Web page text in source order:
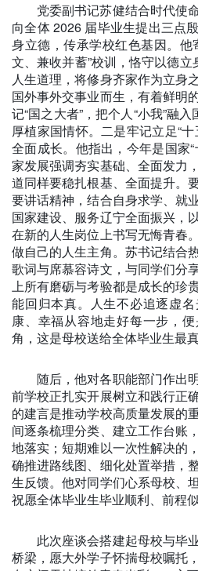
党委副书记苏健结合时代使
向全体2026 届毕业生提出三点
身立德，传承学校红色基因。他
文、兼收并蓄”校训，恪守以德立
人生道理，将修身齐家作为立身
国外事外交事业而生，有着鲜明
记“国之大者”，把个人“小我”融入
厚植家国情怀。二是牢记立足“
全面成长。他指出，今年是国家
家发展强调夯实基础、全面发力
道同样要稳扎根基、全面提升。
要讲话精神，结合自身求学、就
国家建设、服务辽宁全面振兴，
在新的人生岗位上书写无悔青春
做自己的人生主角。苏书记结合
歌词与席慕容诗文，与同学们分
上所有磨砺与考验都是成长的珍
能回归本真。人生不必追逐虚
康、幸福从容地走好每一步，
角，这是母校送给全体毕业生最
随后，他对各职能部门作出
前学校正扎实开展树立和践行正
的建言是推动学校高质量发展的
间逐条梳理分类、建立工作台账
地落实；短期难以一次性解决的
确推进路线图、细化处置举措，
生反馈。他对同学们心系母校、
祝愿全体毕业生毕业顺利、前程似
此次座谈会搭建起母校与毕
桥梁，愿大外学子怀揣母校嘱托